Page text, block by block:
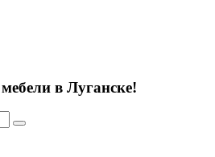
в Луганске!